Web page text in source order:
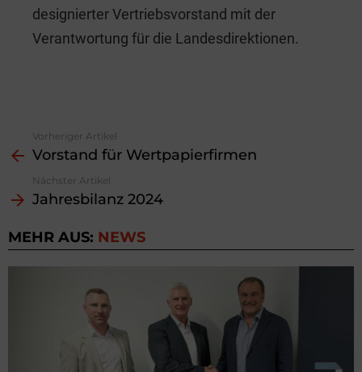
designierter Vertriebsvorstand mit der
Verantwortung für die Landesdirektionen.
more
Vorheriger Artikel
Vorstand für Wertpapierfirmen
Nächster Artikel
Jahresbilanz 2024
MEHR AUS: NEWS